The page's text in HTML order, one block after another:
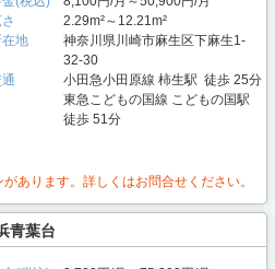
2.29m²～12.21m²
在地
神奈川県川崎市麻生区下麻生1-
32-30
小田急小田原線 柿生駅 徒歩 25分
東急こどもの国線 こどもの国駅
徒歩 51分
あります。詳しくはお問合せください。
青葉台